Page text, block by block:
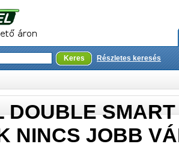
Keres Részletes keresés
DOUBLE
NINCS JOBB